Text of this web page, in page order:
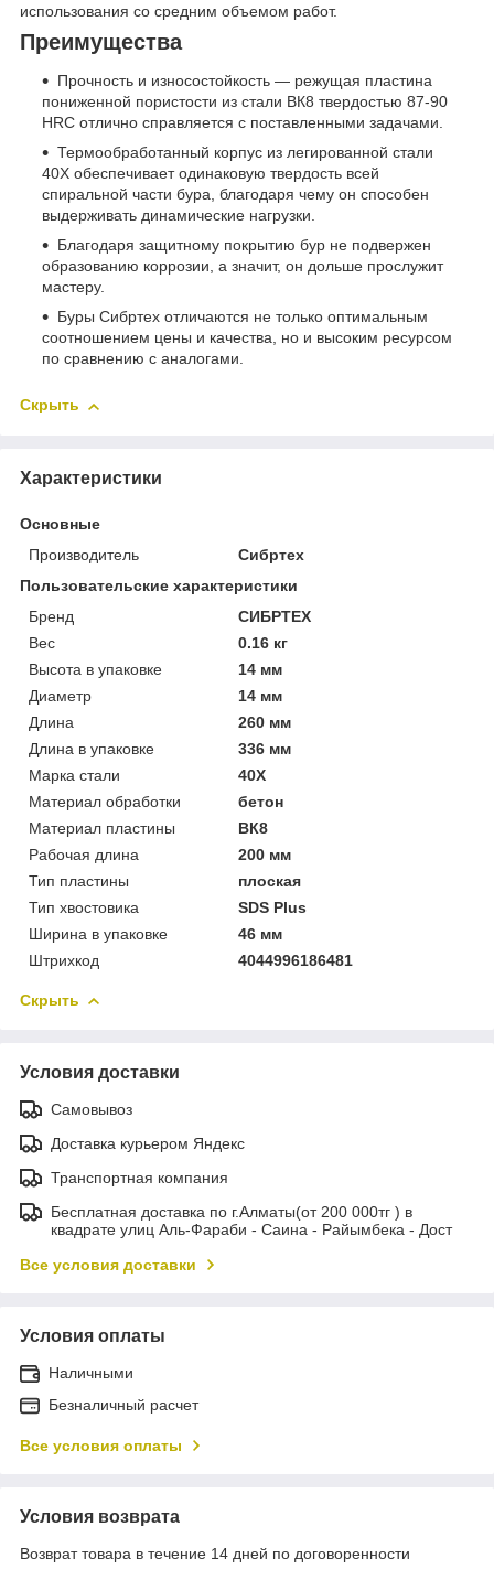
использования со средним объемом работ.
Преимущества
Прочность и износостойкость — режущая пластина
пониженной пористости из стали ВК8 твердостью 87-90
HRC отлично справляется с поставленными задачами.
Термообработанный корпус из легированной стали
40Х обеспечивает одинаковую твердость всей
спиральной части бура, благодаря чему он способен
выдерживать динамические нагрузки.
Благодаря защитному покрытию бур не подвержен
образованию коррозии, а значит, он дольше прослужит
мастеру.
Буры Сибртех отличаются не только оптимальным
соотношением цены и качества, но и высоким ресурсом
по сравнению с аналогами.
Скрыть
Характеристики
Основные
Производитель
Сибртех
Пользовательские характеристики
Бренд
СИБРТЕХ
Вес
0.16 кг
Высота в упаковке
14 мм
Диаметр
14 мм
Длина
260 мм
Длина в упаковке
336 мм
Марка стали
40Х
Материал обработки
бетон
Материал пластины
ВК8
Рабочая длина
200 мм
Тип пластины
плоская
Тип хвостовика
SDS Plus
Ширина в упаковке
46 мм
Штрихкод
4044996186481
Скрыть
Условия доставки
Самовывоз
Доставка курьером Яндекс
Транспортная компания
Бесплатная доставка по г.Алматы(от 200 000тг ) в
квадрате улиц Аль-Фараби - Саина - Райымбека - Дост
Все условия доставки
Условия оплаты
Наличными
Безналичный расчет
Все условия оплаты
Условия возврата
Возврат товара в течение 14 дней по договоренности